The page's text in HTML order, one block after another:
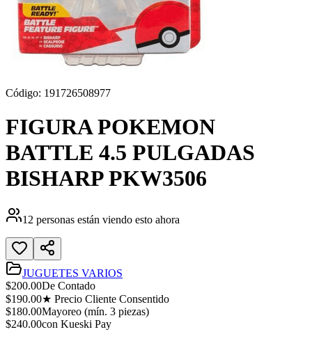
Código: 191726508977
FIGURA POKEMON
BATTLE 4.5 PULGADAS
BISHARP PKW3506
12 personas están viendo esto ahora
JUGUETES VARIOS
$200.00De Contado
$190.00★ Precio Cliente Consentido
$180.00Mayoreo (mín. 3 piezas)
$240.00con Kueski Pay